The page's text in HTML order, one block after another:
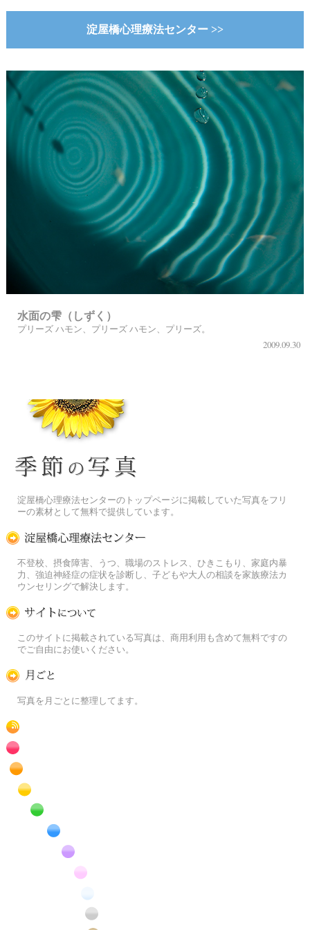
淀屋橋心理療法センター >>
水面の雫（しずく）
プリーズ ハモン、プリーズ ハモン、プリーズ。
2009.09.30
淀屋橋心理療法センターのトップページに掲載していた写真をフリ
ーの素材として無料で提供しています。
不登校、摂食障害、うつ、職場のストレス、ひきこもり、家庭内暴
力、強迫神経症の症状を診断し、子どもや大人の相談を家族療法カ
ウンセリングで解決します。
このサイトに掲載されている写真は、商用利用も含めて無料ですの
でご自由にお使いください。
写真を月ごとに整理してます。
RSS
赤色の花のフリー写真素材
橙色の花のフリー写真素材
黄色の花のフリー写真素材
緑色の花のフリー写真素材
青色の花のフリー写真素材
紫色の花のフリー写真素材
白色の花のフリー写真素材
昆虫のフリー写真素材